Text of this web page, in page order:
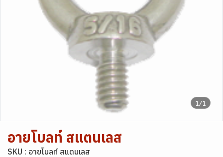
1/1
อายโบลท์ สแตนเลส
SKU : อายโบลท์ สแตนเลส